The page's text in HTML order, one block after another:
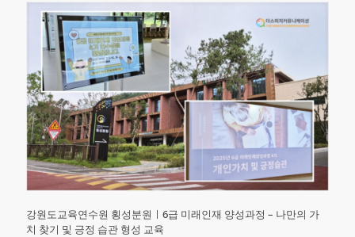
강원도교육연수원 횡성분원ㅣ6급 미래인재 양성과정 – 나만의 가
치 찾기 및 긍정 습관 형성 교육